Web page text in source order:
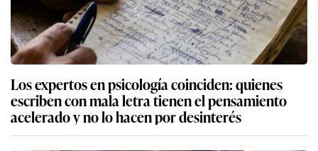
Los expertos en psicología coinciden: quienes
escriben con mala letra tienen el pensamiento
acelerado y no lo hacen por desinterés